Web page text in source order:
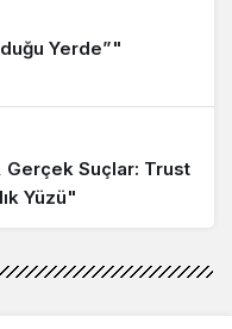
cenazesi var…
konuşmayın…
Yerde”"
Gerçek Suçlar: Trust
Yüzü"